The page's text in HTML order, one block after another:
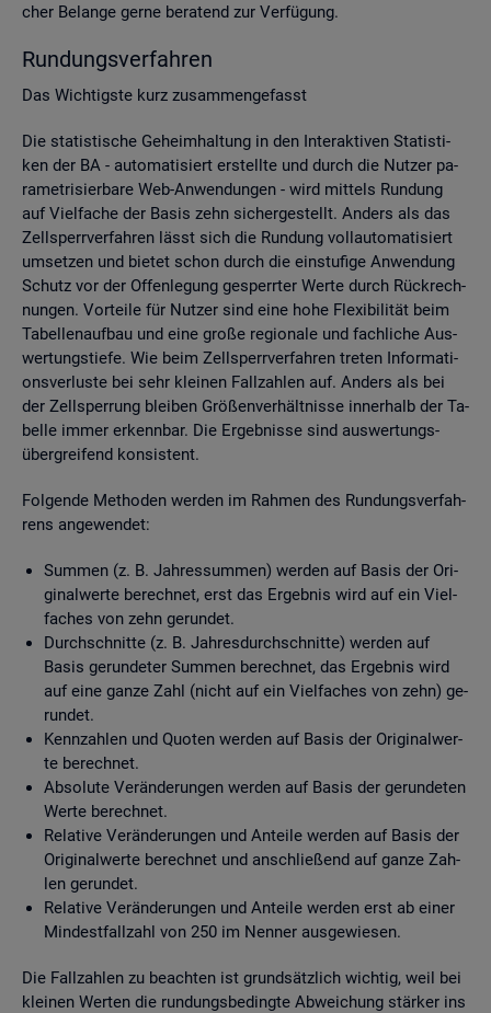
cher Be­lan­ge gerne be­ra­tend zur Ver­fü­gung.
Run­dungs­ver­fah­ren
Das Wich­tigs­te kurz zu­sam­men­ge­fasst
Die sta­tis­ti­sche Ge­heim­hal­tung in den In­ter­ak­ti­ven Sta­tis­ti­
ken der BA - au­to­ma­ti­siert er­stell­te und durch die Nut­zer pa­
ra­me­tri­sier­ba­re Web-An­wen­dun­gen - wird mit­tels Run­dung
auf Viel­fa­che der Basis zehn si­cher­ge­stellt. An­ders als das
Zell­sperr­ver­fah­ren lässt sich die Run­dung voll­au­to­ma­ti­siert
um­set­zen und bie­tet schon durch die ein­stu­fi­ge An­wen­dung
Schutz vor der Of­fen­le­gung ge­sperr­ter Werte durch Rück­rech­
nun­gen. Vor­tei­le für Nut­zer sind eine hohe Fle­xi­bi­li­tät beim
Ta­bel­len­auf­bau und eine große re­gio­na­le und fach­li­che Aus­
wer­tungs­tie­fe. Wie beim Zell­sperr­ver­fah­ren tre­ten In­for­ma­ti­
ons­ver­lus­te bei sehr klei­nen Fall­zah­len auf. An­ders als bei
der Zell­sper­rung blei­ben Grö­ßen­ver­hält­nis­se in­ner­halb der Ta­
bel­le immer er­kenn­bar. Die Er­geb­nis­se sind aus­wer­tungs­
über­grei­fend kon­sis­tent.
Fol­gen­de Me­tho­den wer­den im Rah­men des Run­dungs­ver­fah­
rens an­ge­wen­det:
Sum­men (z. B. Jah­res­sum­men) wer­den auf Basis der Ori­
gi­nal­wer­te be­rech­net, erst das Er­geb­nis wird auf ein Viel­
fa­ches von zehn ge­run­det.
Durch­schnit­te (z. B. Jah­res­durch­schnit­te) wer­den auf
Basis ge­run­de­ter Sum­men be­rech­net, das Er­geb­nis wird
auf eine ganze Zahl (nicht auf ein Viel­fa­ches von zehn) ge­
run­det.
Kenn­zah­len und Quo­ten wer­den auf Basis der Ori­gi­nal­wer­
te be­rech­net.
Ab­so­lu­te Ver­än­de­run­gen wer­den auf Basis der ge­run­de­ten
Werte be­rech­net.
Re­la­ti­ve Ver­än­de­run­gen und An­tei­le wer­den auf Basis der
Ori­gi­nal­wer­te be­rech­net und an­schlie­ßend auf ganze Zah­
len ge­run­det.
Re­la­ti­ve Ver­än­de­run­gen und An­tei­le wer­den erst ab einer
Min­dest­fall­zahl von 250 im Nen­ner aus­ge­wie­sen.
Die Fall­zah­len zu be­ach­ten ist grund­sätz­lich wich­tig, weil bei
klei­nen Wer­ten die run­dungs­be­ding­te Ab­wei­chung stär­ker ins